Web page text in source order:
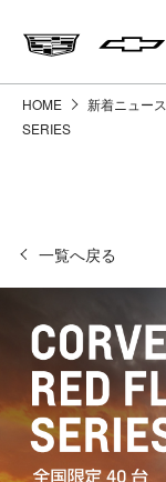
HOME 新着ニュース
SERIES
一覧へ戻る